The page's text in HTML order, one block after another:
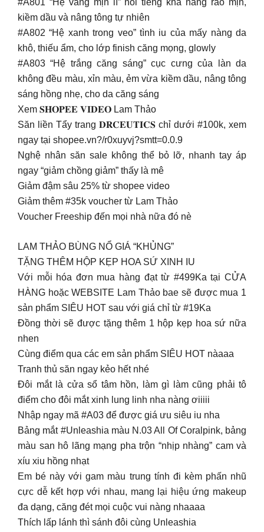
#A801 “Hệ vàng mịn lì” nổi tiếng khả năng ráo mịn,
kiềm dầu và nâng tông tự nhiên
#A802 “Hệ xanh trong veo” tình iu của mấy nàng da
khô, thiếu ẩm, cho lớp finish căng mọng, glowly
#A803 “Hệ trắng căng sáng” cục cưng của làn da
không đều màu, xỉn màu, ẻm vừa kiềm dầu, nâng tông
sáng hồng nhẹ, cho da căng sáng
Xem 𝐒𝐇𝐎𝐏𝐄𝐄 𝐕𝐈𝐃𝐄𝐎 Lam Thảo
Săn liền Tẩy trang 𝐃𝐑𝐂𝐄𝐔𝐓𝐈𝐂𝐒 chỉ dưới #100k, xem
ngay tại shopee.vn?/r0xuyvj?smtt=0.0.9
Nghệ nhân săn sale không thể bỏ lỡ, nhanh tay áp
ngay “giảm chồng giảm” thấy là mê
Giảm đậm sâu 25% từ shopee video
Giảm thêm #35k voucher từ Lam Thảo
Voucher Freeship đến mọi nhà nữa đó nè
LAM THẢO BÙNG NỔ GIÁ “KHỦNG”
TẶNG THÊM HỘP KẸP HOA SỨ XINH IU
Với mỗi hóa đơn mua hàng đạt từ #499Ka tại CỬA
HÀNG hoặc WEBSITE Lam Thảo bae sẽ được mua 1
sản phẩm SIÊU HOT sau với giá chỉ từ #19Ka
Đồng thời sẽ được tặng thêm 1 hộp kẹp hoa sứ nữa
nhen
Cùng điểm qua các em sản phẩm SIÊU HOT nàaaa
Tranh thủ săn ngay kẻo hết nhé
Đôi mắt là cửa sổ tâm hồn, làm gì làm cũng phải tô
điểm cho đôi mắt xinh lung linh nha nàng ơiiiii
Nhập ngay mã #A03 để được giá ưu siêu iu nha
Bảng mắt #Unleashia màu N.03 All Of Coralpink, bảng
màu san hô lãng mạng pha trộn “nhịp nhàng” cam và
xíu xiu hồng nhạt
Em bé này với gam màu trung tính đi kèm phấn nhũ
cực dễ kết hợp với nhau, mang lại hiệu ứng makeup
đa dạng, căng đét mọi cuộc vui nàng nhaaaa
Thích lấp lánh thì sánh đôi cùng Unleashia